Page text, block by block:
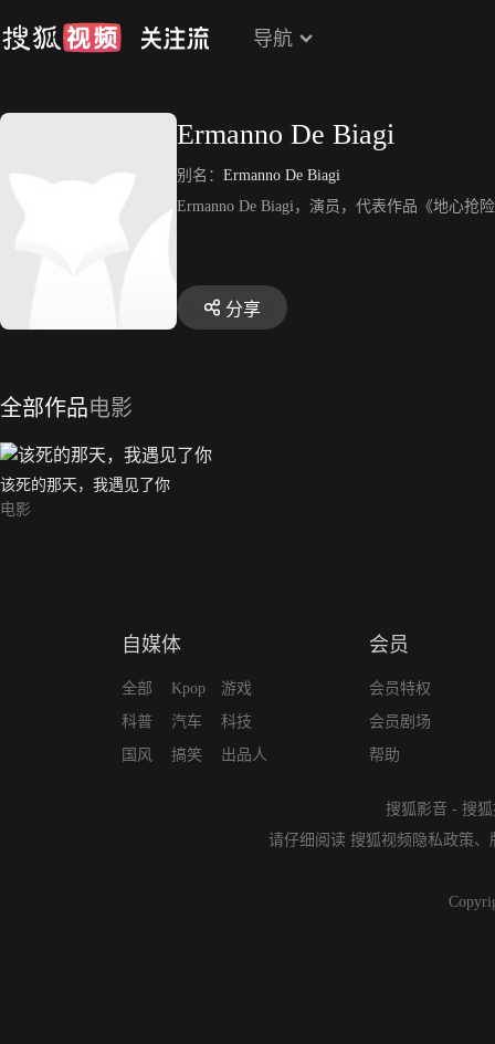
导航
Ermanno De Biagi
别名： Ermanno De Biagi
Ermanno De Biagi，演员，代表作品《地心抢
分享
全部作品电影
该死的那天，我遇见了你
电影
自媒体
全部
科普
国风
Kpop
汽车
搞笑
游戏
科技
出品人
会员
会员特权
会员剧场
帮助
搜狐影音 - 搜
请仔细阅读 搜狐视频隐私政策、